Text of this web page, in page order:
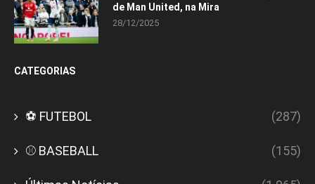
de Man United, na Mira
28/12/2025
CATEGORIAS
⚽ FUTEBOL (287)
⚾ BASEBALL (155)